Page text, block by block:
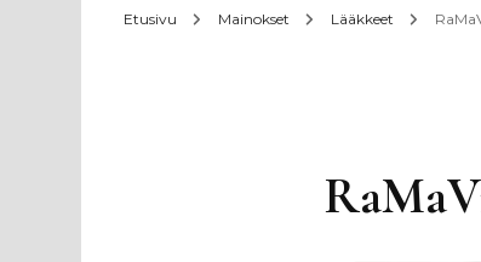
Etusivu Mainokset Lääkkeet